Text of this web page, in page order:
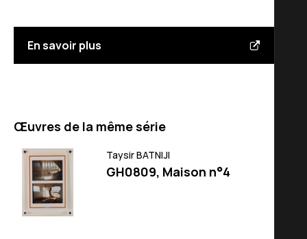
En savoir plus
Œuvres de la même série
Taysir BATNIJI
GH0809, Maison n°4